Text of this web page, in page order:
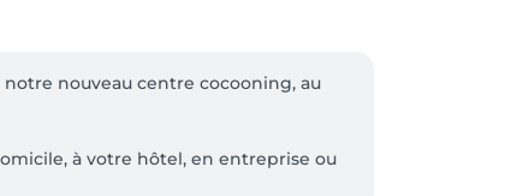
notre nouveau centre cocooning, au
à votre hôtel, en entreprise ou